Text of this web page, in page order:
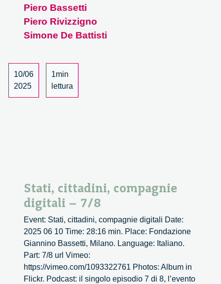
–
8/8
Piero Bassetti
Piero Rivizzigno
Simone De Battisti
10/06
2025
1min
lettura
Stati, cittadini, compagnie
digitali – 7/8
Event: Stati, cittadini, compagnie digitali Date:
2025 06 10 Time: 28:16 min. Place: Fondazione
Giannino Bassetti, Milano. Language: Italiano.
Part: 7/8 url Vimeo:
https://vimeo.com/1093322761 Photos: Album in
Flickr. Podcast: il singolo episodio 7 di 8, l’evento